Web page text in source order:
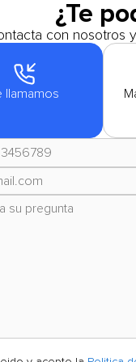
¿Te
con nosotros
llamamos